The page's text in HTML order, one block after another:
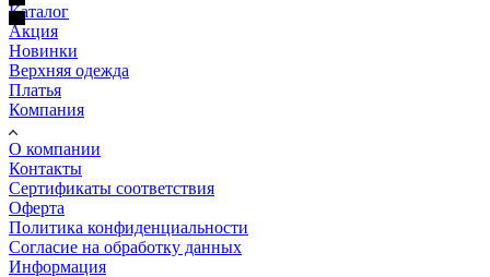
Каталог
Акция
Новинки
Верхняя одежда
Платья
Компания
О компании
Контакты
Сертификаты соответствия
Оферта
Политика конфиденциальности
Согласие на обработку данных
Информация